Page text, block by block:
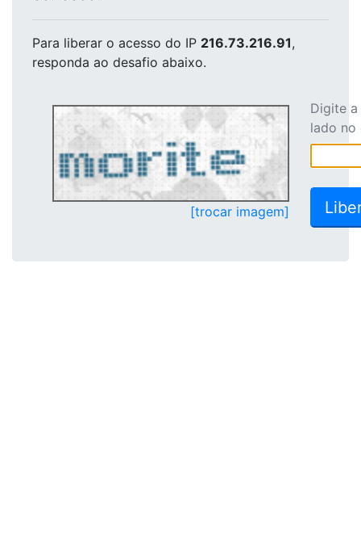
Para liberar o acesso do IP 216.73.216.91,
responda ao desafio abaixo.
[trocar imagem]
Digite
lado no